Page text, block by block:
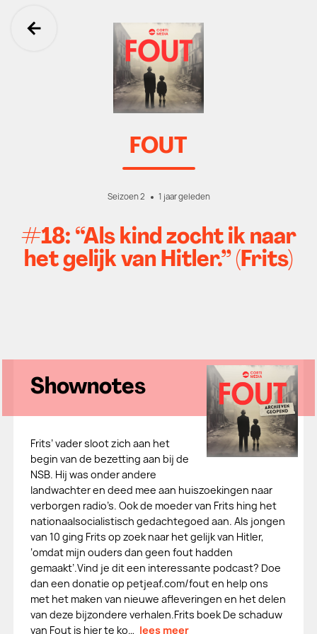
Ga terug
FOUT
Seizoen 2 1 jaar geleden
#18: “Als kind zocht ik naar
het gelijk van Hitler.” (Frits)
Shownotes
Frits’ vader sloot zich aan het
begin van de bezetting aan bij de
NSB. Hij was onder andere
landwachter en deed mee aan huiszoekingen naar
verborgen radio’s. Ook de moeder van Frits hing het
nationaalsocialistisch gedachtegoed aan. Als jongen
van 10 ging Frits op zoek naar het gelijk van Hitler,
‘omdat mijn ouders dan geen fout hadden
gemaakt’.Vind je dit een interessante podcast? Doe
dan een donatie op petjeaf.com/fout en help ons
met het maken van nieuwe afleveringen en het delen
van deze bijzondere verhalen.Frits boek De schaduw
van Fout is hier te ko… lees meer